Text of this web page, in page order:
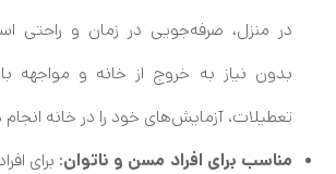
در منزل، صرفه‌جویی در زمان و راحتی
بدون نیاز به خروج از خانه و مواجهه
تعطیلات، آزمایش‌های خود را در خانه
مناسب برای افراد مسن و ناتوان: برای